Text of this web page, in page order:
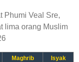
Phumi Veal Sre,
lima orang Muslim
Maghrib
Isyak